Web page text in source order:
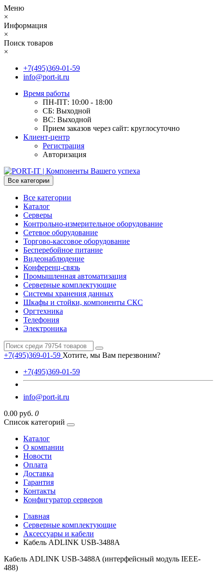
Меню
×
Информация
×
Поиск товаров
×
+7(495)369-01-59
info@port-it.ru
Время работы
ПН-ПТ: 10:00 - 18:00
СБ: Выходной
ВС: Выходной
Прием заказов через сайт: круглосуточно
Клиент-центр
Регистрация
Авторизация
Все категории
Все категории
Каталог
Серверы
Контрольно-измерительное оборудование
Сетевое оборудование
Торгово-кассовое оборудование
Бесперебойное питание
Видеонаблюдение
Конференц-связь
Промышленная автоматизация
Серверные комплектующие
Системы хранения данных
Шкафы и стойки, компоненты СКС
Оргтехника
Телефония
Электроника
+7(495)369-01-59 Хотите, мы Вам перезвоним?
+7(495)369-01-59
info@port-it.ru
0.00 руб. 0
Список категорий
Каталог
О компании
Новости
Оплата
Доставка
Гарантия
Контакты
Конфигуратор серверов
Главная
Серверные комплектующие
Аксессуары и кабели
Кабель ADLINK USB-3488A
Кабель ADLINK USB-3488A (интерфейсный модуль IEEE-
488)